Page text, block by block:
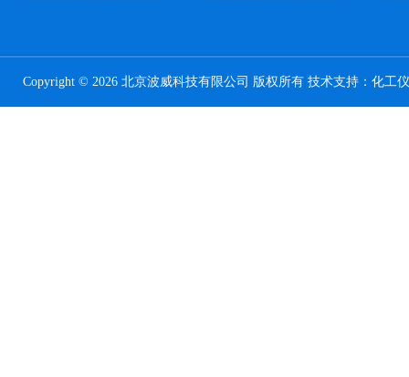
Copyright © 2026 北京波威科技有限公司 版权所有 技术支持： 化工